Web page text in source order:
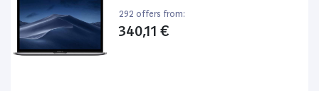
292 offers from:
340,11 €